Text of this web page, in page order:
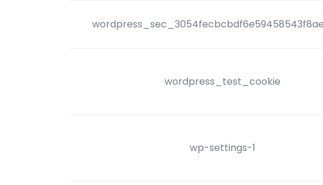
wordpress_test_cookie
wp-settings-1